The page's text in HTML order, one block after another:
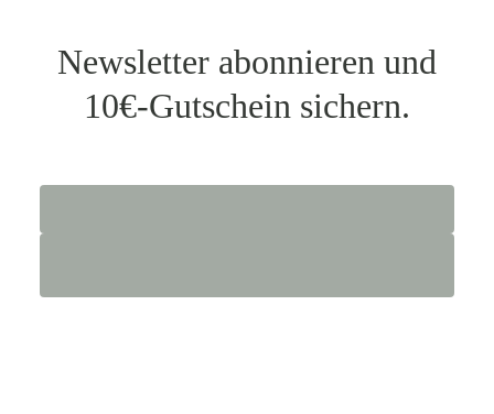
Newsletter abonnieren und
10€-Gutschein sichern.